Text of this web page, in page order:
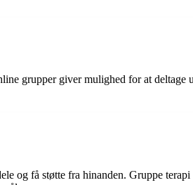
grupper giver mulighed for at deltage
og få støtte fra hinanden. Gruppe